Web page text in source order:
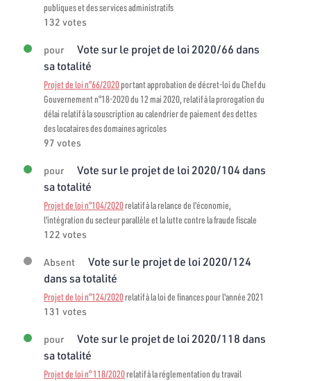
publiques et des services administratifs
132 votes
pour
Vote sur le projet de loi 2020/66 dans
sa totalité
Projet de loi n°66/2020portant approbation de décret-loi du Chef du
Gouvernement n°18-2020 du 12 mai 2020, relatif à la prorogation du
délai relatif à la souscription au calendrier de paiement des dettes
des locataires des domaines agricoles
97 votes
pour
Vote sur le projet de loi 2020/104 dans
sa totalité
Projet de loi n°104/2020relatif à la relance de l'économie,
l'intégration du secteur parallèle et la lutte contre la fraude fiscale
122 votes
Absent
Vote sur le projet de loi 2020/124
dans sa totalité
Projet de loi n°124/2020relatif à la loi de finances pour l'année 2021
131 votes
pour
Vote sur le projet de loi 2020/118 dans
sa totalité
Projet de loi n° 118/2020relatif à la réglementation du travail